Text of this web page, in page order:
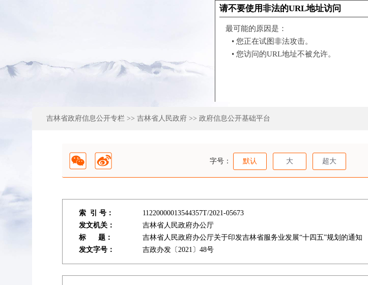
吉林省政府信息公开专栏 >> 吉林省人民政府 >> 政府信息公开基础平台
字号： 默认 大 超大
索 引 号： 11220000013544357T/2021-05673
发文机关：
吉林省人民政府办公厅
标 题：
吉林省人民政府办公厅关于印发吉林省服务业发展“十四五”规划的通知
发文字号：
吉政办发〔2021〕48号